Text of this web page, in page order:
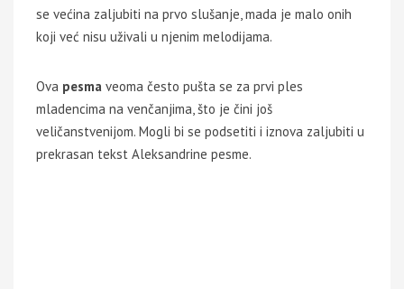
se većina zaljubiti na prvo slušanje, mada je malo onih
koji već nisu uživali u njenim melodijama.
Ova pesma veoma često pušta se za prvi ples
mladencima na venčanjima, što je čini još
veličanstvenijom. Mogli bi se podsetiti i iznova zaljubiti u
prekrasan tekst Aleksandrine pesme.